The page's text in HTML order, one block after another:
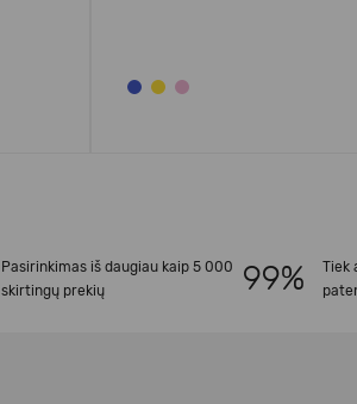
Pasirinkimas iš daugiau kaip 5 000
skirtingų prekių
Tiek